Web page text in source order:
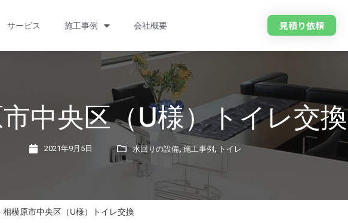
サービス 施工事例 会社概要 見積り依頼
中央区（U様）トイレ交換
2021年9月5日 水回りの設備,施工事例,トイレ
相模原市中央区（U様）トイレ交換